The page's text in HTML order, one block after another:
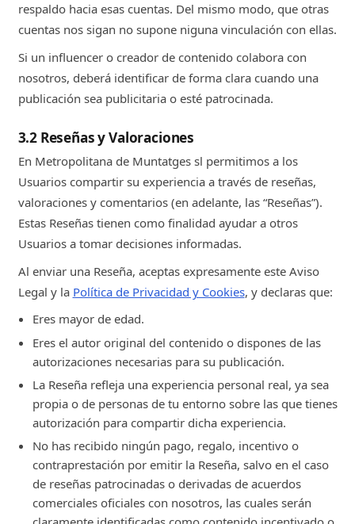
respaldo hacia esas cuentas. Del mismo modo, que otras
cuentas nos sigan no supone niguna vinculación con ellas.
Si un influencer o creador de contenido colabora con
nosotros, deberá identificar de forma clara cuando una
publicación sea publicitaria o esté patrocinada.
3.2 Reseñas y Valoraciones
En Metropolitana de Muntatges sl permitimos a los
Usuarios compartir su experiencia a través de reseñas,
valoraciones y comentarios (en adelante, las “Reseñas”).
Estas Reseñas tienen como finalidad ayudar a otros
Usuarios a tomar decisiones informadas.
Al enviar una Reseña, aceptas expresamente este Aviso
Legal y la Política de Privacidad y Cookies, y declaras que:
Eres mayor de edad.
Eres el autor original del contenido o dispones de las
autorizaciones necesarias para su publicación.
La Reseña refleja una experiencia personal real, ya sea
propia o de personas de tu entorno sobre las que tienes
autorización para compartir dicha experiencia.
No has recibido ningún pago, regalo, incentivo o
contraprestación por emitir la Reseña, salvo en el caso
de reseñas patrocinadas o derivadas de acuerdos
comerciales oficiales con nosotros, las cuales serán